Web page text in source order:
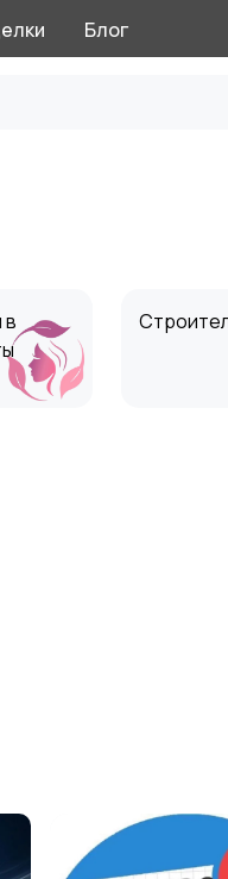
Блог
в